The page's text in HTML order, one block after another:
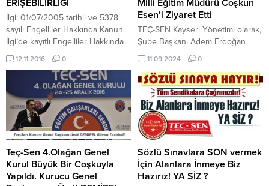
ERİŞEBİLİRLİĞİ
İlgi: 01/07/2005 tarihli ve 5378
sayılı Engelliler Hakkında Kanun.
İlgi’de kayıtlı Engelliler Hakkında
Kanunun “Geçici Madde 2- Kamu
kurum ve kuruluşlarına ait mevcut
resmî yapılar, mevcut tüm yol,
kaldırım, yaya geçidi, açık ve yeşil
alanlar, spor alanları ve benzeri
sosyal ve kültürel alt yapı alanları
ile gerçek ve tüzel...
12.11.2016 0
Milli Eğitim Müdürü Coşkun
Esen’i Ziyaret Etti
TEÇ-SEN Kayseri Yönetimi olarak,
Şube Başkanı Adem Erdoğan
öncülüğünde Kamu Birliği Kayseri
Başkanı Ferhat Yılmaz ve
yöneticiler Suna Günaydın,
Muammer Yılmaz, Mustafa
Özdemir, İrfan Durmuş ile birlikte,
yeni göreve başlayan Kayseri İl
Milli Eğitim Müdürü Coşkun Esen’i
ziyaret ettik. Ziyaret sırasında
Kayseri’deki eğitim çalışmaları,
karşılaşılan sorunlar ve çözüm
önerileri üzerinde...
11.09.2024 0
Teç-Sen 4.Olağan Genel
Kurul Büyük Bir Coşkuyla
Yapıldı. Kurucu Genel
Sözlü Sınavlara SON vermek
İçin Alanlara İnmeye Biz
Hazırız! YA SİZ ?